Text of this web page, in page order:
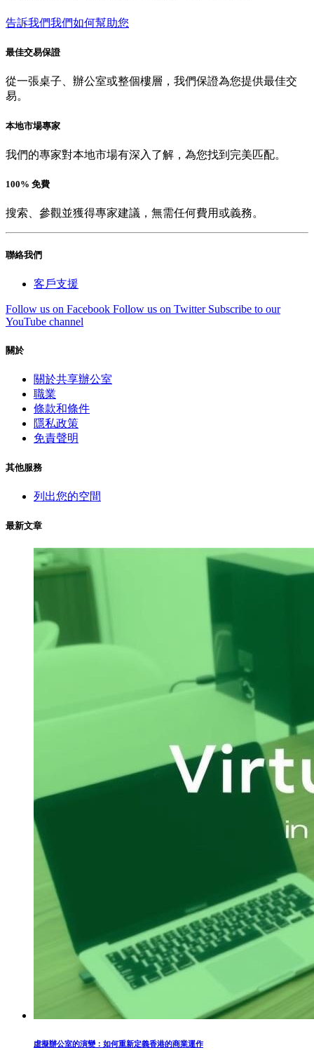
告訴我們我們如何幫助您
最佳交易保證
從一張桌子、辦公室或整個樓層，我們保證為您提供最佳交
易。
本地市場專家
我們的專家對本地市場有深入了解，為您找到完美匹配。
100% 免費
搜索、參觀並獲得專家建議，無需任何費用或義務。
聯絡我們
客戶支援
Follow us on Facebook Follow us on Twitter Subscribe to our
YouTube channel
關於
關於共享辦公室
職業
條款和條件
隱私政策
免責聲明
其他服務
列出您的空間
最新文章
虛擬辦公室的演變：如何重新定義香港的商業運作